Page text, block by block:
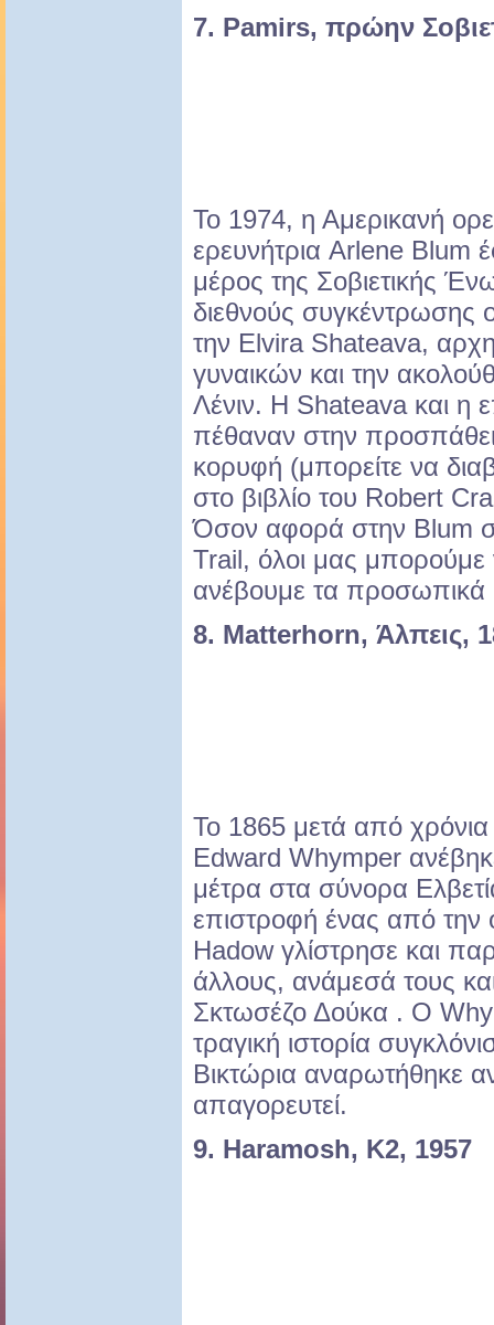
7. Pamirs, πρώην
Το 1974, η Αμερικανή
ερευνήτρια Arlene Blum
μέρος της Σοβιετικής
διεθνούς συγκέντρωσης
την Elvira Shateava,
γυναικών και την
Λένιν. Η Shateava και η
πέθαναν στην
κορυφή (μπορείτε να
στο βιβλίο του Robert
Όσον αφορά στην Blum
Trail, όλοι μας
ανέβουμε τα
8. Matterhorn, Άλπεις,
Το 1865 μετά από
Edward Whymper
μέτρα στα σύνορα
επιστροφή ένας από
Hadow γλίστρησε και
άλλους, ανάμεσά τους
Σκτωσέζο Δούκα . Ο
τραγική ιστορία
Βικτώρια αναρωτήθηκε
απαγορευτεί.
9. Haramosh, Κ2, 1957